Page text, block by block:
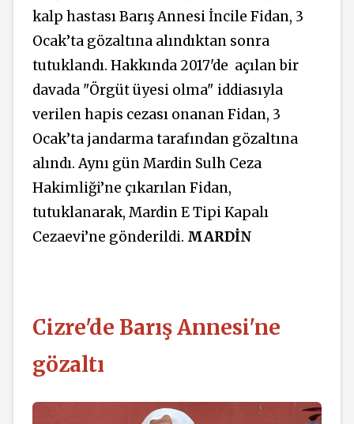
kalp hastası Barış Annesi İncile Fidan, 3
Ocak’ta gözaltına alındıktan sonra
tutuklandı. Hakkında 2017'de açılan bir
davada "Örgüt üyesi olma" iddiasıyla
verilen hapis cezası onanan Fidan, 3
Ocak’ta jandarma tarafından gözaltına
alındı. Aynı gün Mardin Sulh Ceza
Hakimliği’ne çıkarılan Fidan,
tutuklanarak, Mardin E Tipi Kapalı
Cezaevi’ne gönderildi. MARDİN
Cizre'de Barış Annesi'ne
gözaltı